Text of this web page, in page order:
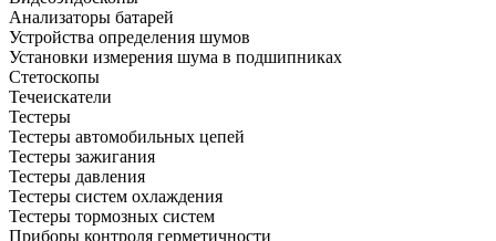
Анализаторы батарей
Устройства определения шумов
Установки измерения шума в подшипниках
Стетоскопы
Течеискатели
Тестеры
Тестеры автомобильных цепей
Тестеры зажигания
Тестеры давления
Тестеры систем охлаждения
Тестеры тормозных систем
Приборы контроля герметичности